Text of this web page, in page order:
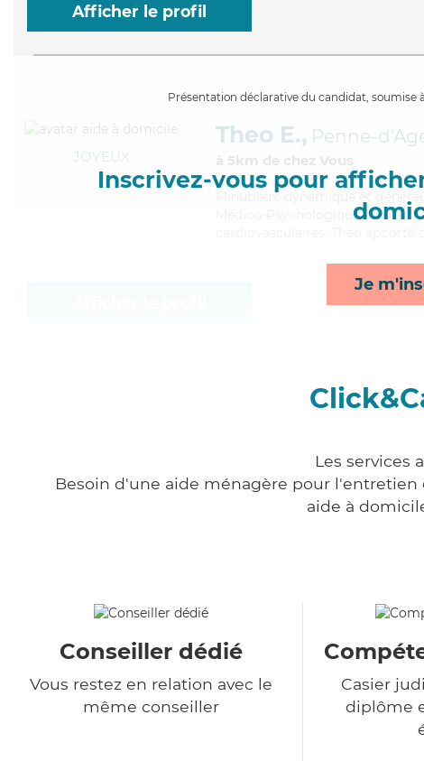
Afficher le profil
Présentation déclarative du candidat, soumise
Inscrivez-vous pour
Je
JOYEUX
Theo E., Penne-
à 5km de chez Vous
Minutieux, dynamique et
Médico-Psychologique (AMP).
Les services
Besoin d'une aide ménagère pour
aide à
Conseiller dédié
Vous restez en relation avec le
même conseiller
Casier
diplôme